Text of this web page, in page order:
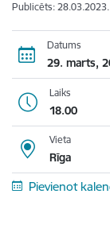
Publicēts: 28.03.2023.
Datums
29. marts,
Laiks
18.00
Vieta
Rīga
Pievienot